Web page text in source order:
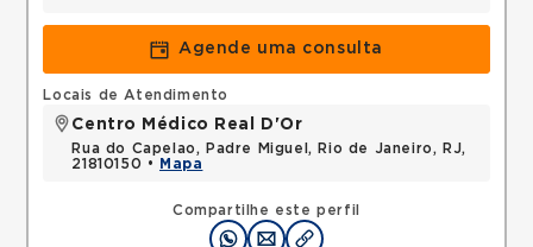
Agende uma consulta
Compartilhe este perfil
Locais de Atendimento
Centro Médico Real D'Or
Rua do Capelao, Padre Miguel, Rio de Janeiro, RJ,
21810150 •
Mapa